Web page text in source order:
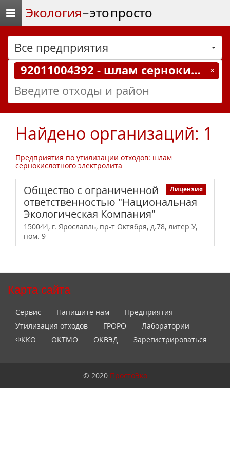
Экология– это просто
Все предприятия
92011004392 - шлам сернокислотного электролита
Найдено организаций: 1
Предприятия по утилизации отходов: шлам
сернокислотного электролита
Лицензия
Общество с ограниченной
ответственностью "Национальная
Экологическая Компания"
150044, г. Ярославль, пр-т Октября, д.78, литер У,
пом. 9
Карта сайта
Сервис Напишите нам
Предприятия
Утилизация отходов
ГРОРО
Лаборатории
ФККО
ОКТМО ОКВЭД Зарегистрироваться
© 2020 ПростоЭко